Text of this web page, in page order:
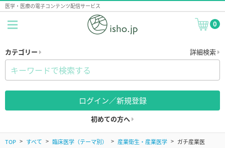
医学・医療の電子コンテンツ配信サービス
0
カテゴリー 詳細検索
ログイン／新規登録
初めての方へ
TOP すべて 臨床医学（テーマ別） 産業衛生・産業医学
ガチ産業医